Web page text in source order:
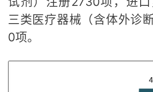
三类医疗器械（含体外诊
0项。